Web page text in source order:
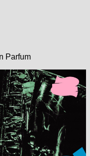
Parfum